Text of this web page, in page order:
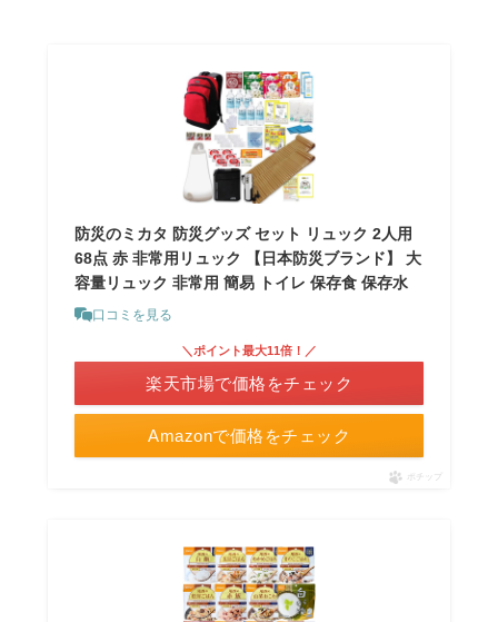
防災のミカタ 防災グッズ セット リュック 2人用
68点 赤 非常用リュック 【日本防災ブランド】 大
容量リュック 非常用 簡易 トイレ 保存食 保存水
口コミを見る
Amazonで価格をチェック
＼ポイント最大11倍！／
楽天市場で価格をチェック
ポチップ